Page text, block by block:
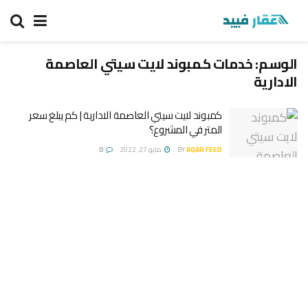
الوسم:خدمات كمبوند لايت سيتي العاصمة
الادارية
كمبوند لايت سيتي العاصمة الادارية | كم يبلغ سعر
المتر في المشروع؟
BYAQAR FEED مايو 27, 2022